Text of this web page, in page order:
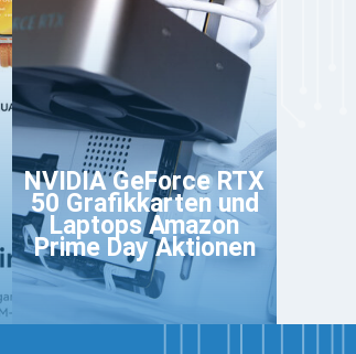
NVIDIA GeForce RTX
50 Grafikkarten und
Laptops Amazon
Prime Day Aktionen